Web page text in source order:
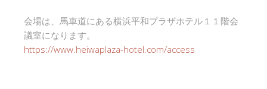
会場は、馬車道にある横浜平和プラザホテル１１階会
議室になります。
https://www.heiwaplaza-hotel.com/access